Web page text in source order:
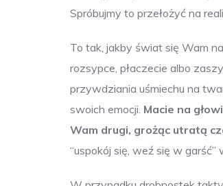
Spróbujmy to przełożyć na
To tak, jakby świat się Wam
rozsypce, płaczecie albo
przywdziania uśmiechu na
swoich emocji. Macie na
Wam drugi, grożąc utratą
“uspokój się, weź się w